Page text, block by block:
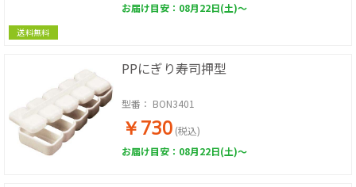
送料無料
お届け目安：08月22日(土)～
PPにぎり寿司押型
型番： BON3401
￥730 (税込)
お届け目安：08月22日(土)～